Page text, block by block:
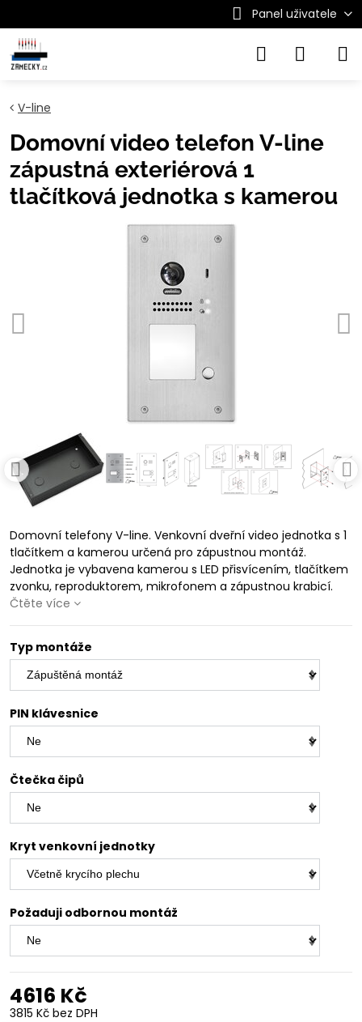
Panel uživatele
V-line
Domovní video telefon V-line
zápustná exteriérová 1
tlačítková jednotka s kamerou
Domovní telefony V-line. Venkovní dveřní video jednotka s 1
tlačítkem a kamerou určená pro zápustnou montáž.
Jednotka je vybavena kamerou s LED přisvícením, tlačítkem
zvonku, reproduktorem, mikrofonem a zápustnou krabicí.
Čtěte více
Typ montáže
PIN klávesnice
Čtečka čipů
Kryt venkovní jednotky
Požaduji odbornou montáž
4616 Kč
3815 Kč bez DPH